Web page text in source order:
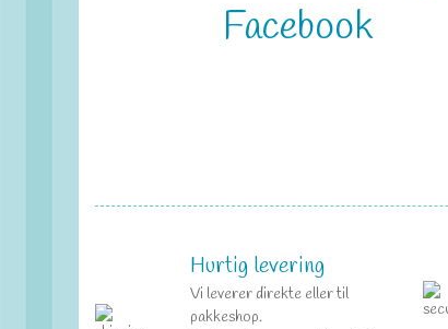
Facebook
Hurtig levering
Vi leverer direkte eller til
pakkeshop.